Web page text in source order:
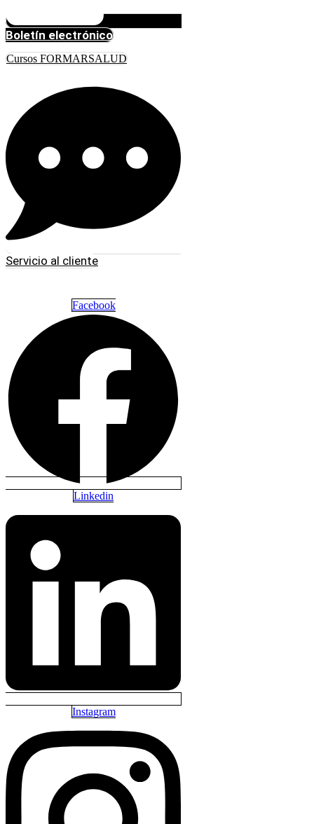
Boletín electrónico
Cursos FORMARSALUD
Servicio al cliente
Facebook
Linkedin
Instagram